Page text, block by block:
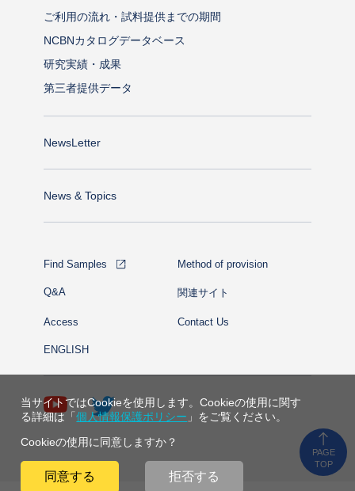
ご利用の流れ・試料提供までの期間
NCBNカタログデータベース
研究実績・成果
第三者提供データ
NewsLetter
News & Topics
Find Samples Method of provision
Q&A 関連サイト
Access Contact Us
ENGLISH
PAGE
TOP
当サイトではCookieを使用します。Cookieの使用に関す
る詳細は「個人情報保護ポリシー 」をご覧ください。
Cookieの使用に同意しますか？
同意する 拒否する